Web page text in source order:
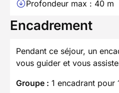
Profondeur max : 40 m
Encadrement
Pendant ce séjour, un
vous guider et vous
Groupe : 1 encadrant pour